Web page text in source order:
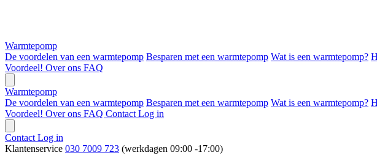
Warmtepomp
De voordelen van een warmtepomp Besparen met een warmtepomp Wat is een warmtepomp?
Voordeel! Over ons FAQ
Warmtepomp
De voordelen van een warmtepomp Besparen met een warmtepomp Wat is een warmtepomp?
Voordeel! Over ons FAQ Contact Log in
Contact Log in
Klantenservice 030 7009 723 (werkdagen 09:00 -17:00)